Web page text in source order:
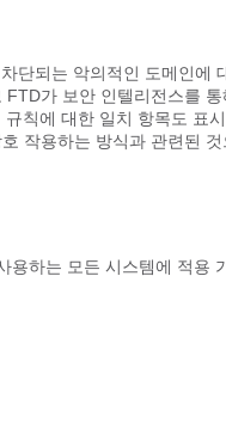
단되는 악의적인 도메인에
가 보안 인텔리전스를
칙에 대한 일치 항목도 표
작용하는 방식과 관련된
하는 모든 시스템에 적용